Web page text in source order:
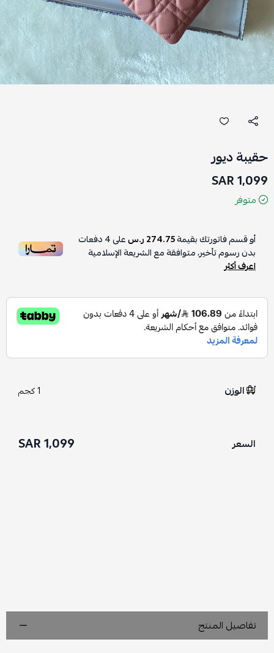
حقيبة ديور
1,099 SAR
متوفر
أو قسم فاتورتك بقيمة274.75 ر.س على4دفعات
بدون رسوم تأخير، متوافقة مع الشريعة الإسلامية
اعرف أكثر
الوزن 1 كجم
السعر 1,099 SAR
تفاصيل المنتج